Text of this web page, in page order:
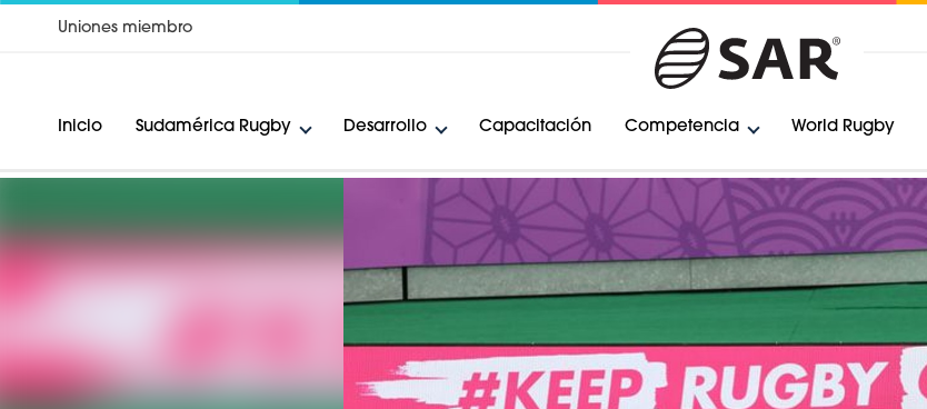
Uniones miembro
Inicio Sudamérica Rugby Desarrollo Capacitación Competencia World Rugby